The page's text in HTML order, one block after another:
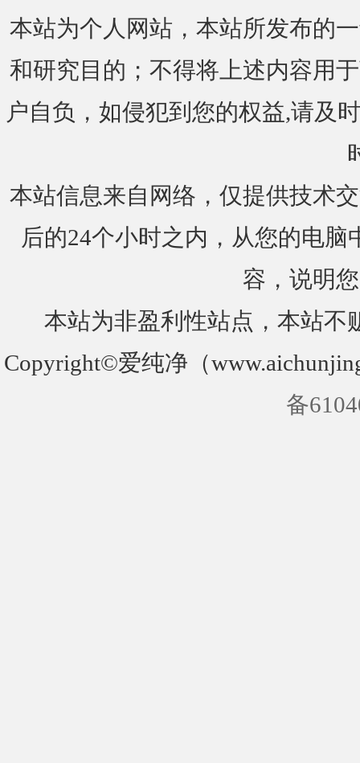
本站为个人网站，本站所发布的
和研究目的；不得将上述内容用
户自负，如侵犯到您的权益,请及
本站信息来自网络，仅提供技术
后的24个小时之内，从您的电
容，说明
本站为非盈利性站点，本站不
Copyright©爱纯净（
备